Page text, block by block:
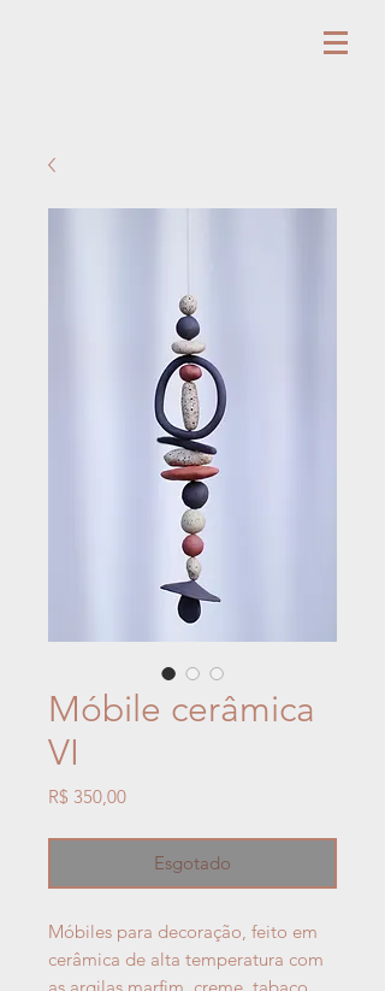
Móbile cerâmica
VI
R$ 350,00Preço
Esgotado
Móbiles para decoração, feito em
cerâmica de alta temperatura com